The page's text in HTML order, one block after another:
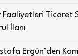
Ticaret
İlanı
Ergün’den